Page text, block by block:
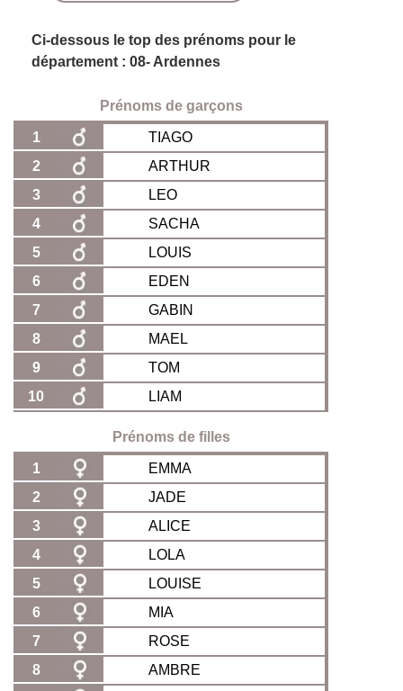
Ci-dessous le top des prénoms pour le
département : 08- Ardennes
Prénoms de garçons
1
TIAGO
2
ARTHUR
3
LEO
4
SACHA
5
LOUIS
6
EDEN
7
GABIN
8
MAEL
9
TOM
10
LIAM
Prénoms de filles
1
EMMA
2
JADE
3
ALICE
4
LOLA
5
LOUISE
6
MIA
7
ROSE
8
AMBRE